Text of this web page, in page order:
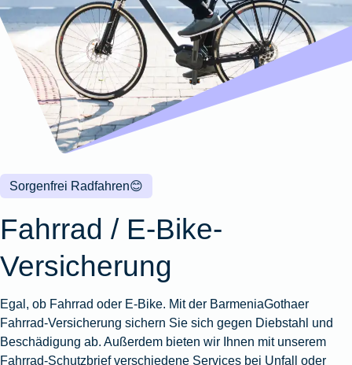
Wohnungsschutzbrief
Zur
Produktübersicht
Gewässerschadenhaftpflicht
Zur
Produktübersicht
Zur
Produktübersicht
Reisehaftpflichtversicherung
Reiserücktrittsversicherung
Zur
Produktübersicht
Zur
Produktübersicht
Zur
Produktübersicht
Zur
Produktübersicht
Montageversicherung
Zur
Produktübersicht
Gruppenunfall für
Betriebe
Gruppenunfall für
Vereine
Produktübersicht
Kunstversicherung
Ausstellungsversicherung
Valorenversicherung
Oldtimersammlungsversicherung
Zur
😊
Sorgenfrei Radfahren
Fahrrad / E-Bike-
Versicherung
Egal, ob Fahrrad oder E-Bike. Mit der BarmeniaGothaer
Fahrrad-Versicherung sichern Sie sich gegen Diebstahl und
Beschädigung ab. Außerdem bieten wir Ihnen mit unserem
Fahrrad-Schutzbrief verschiedene Services bei Unfall oder